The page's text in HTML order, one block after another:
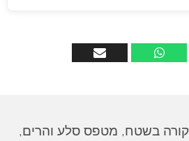
בשטח, מטפס סלע והרים,